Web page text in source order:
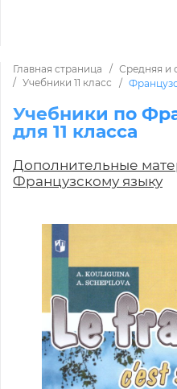
Главная страница
Средняя и
Учебники 11 класс
Учебники по
для 11 класса
Дополнительные
Французскому языку